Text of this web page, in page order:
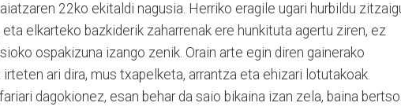
22ko ekitaldi nagusia. Herriko eragile ugari hurbildu
elkarteko bazkiderik zaharrenak ere hunkituta agertu ziren, ez
ospakizuna izango zenik. Orain arte egin diren gainerako
ari dira, mus txapelketa, arrantza eta ehizari lotutakoak.
dagokionez, esan behar da saio bikaina izan zela, baina bertso